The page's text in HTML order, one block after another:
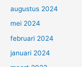
augustus 2024
mei 2024
februari 2024
januari 2024